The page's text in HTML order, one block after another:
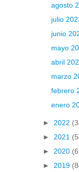
agosto
julio
junio
mayo
abril
marzo
febrero
enero
► 2022
► 2021
► 2020
► 2019